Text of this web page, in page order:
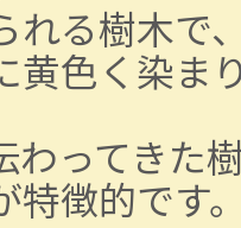
れる樹木で
色く染まり
わってきた
特徴的です